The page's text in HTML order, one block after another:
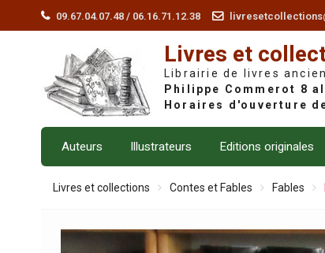
09.67.04.07.48 / 06.16.71.12.38
Livres et
Librairie de livres
Auteurs Illustrateurs Editions originales
Livres et collections Contes et Fables Fables